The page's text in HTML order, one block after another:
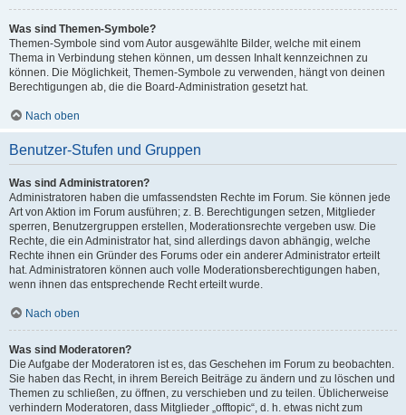
Was sind Themen-Symbole?
Themen-Symbole sind vom Autor ausgewählte Bilder, welche mit einem
Thema in Verbindung stehen können, um dessen Inhalt kennzeichnen zu
können. Die Möglichkeit, Themen-Symbole zu verwenden, hängt von deinen
Berechtigungen ab, die die Board-Administration gesetzt hat.
Nach oben
Benutzer-Stufen und Gruppen
Was sind Administratoren?
Administratoren haben die umfassendsten Rechte im Forum. Sie können jede
Art von Aktion im Forum ausführen; z. B. Berechtigungen setzen, Mitglieder
sperren, Benutzergruppen erstellen, Moderationsrechte vergeben usw. Die
Rechte, die ein Administrator hat, sind allerdings davon abhängig, welche
Rechte ihnen ein Gründer des Forums oder ein anderer Administrator erteilt
hat. Administratoren können auch volle Moderationsberechtigungen haben,
wenn ihnen das entsprechende Recht erteilt wurde.
Nach oben
Was sind Moderatoren?
Die Aufgabe der Moderatoren ist es, das Geschehen im Forum zu beobachten.
Sie haben das Recht, in ihrem Bereich Beiträge zu ändern und zu löschen und
Themen zu schließen, zu öffnen, zu verschieben und zu teilen. Üblicherweise
verhindern Moderatoren, dass Mitglieder „offtopic“, d. h. etwas nicht zum